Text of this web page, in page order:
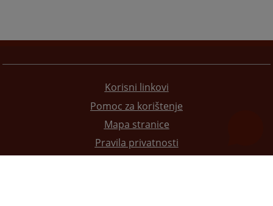
Korisni linkovi
Pomoc za korištenje
Mapa stranice
Pravila privatnosti